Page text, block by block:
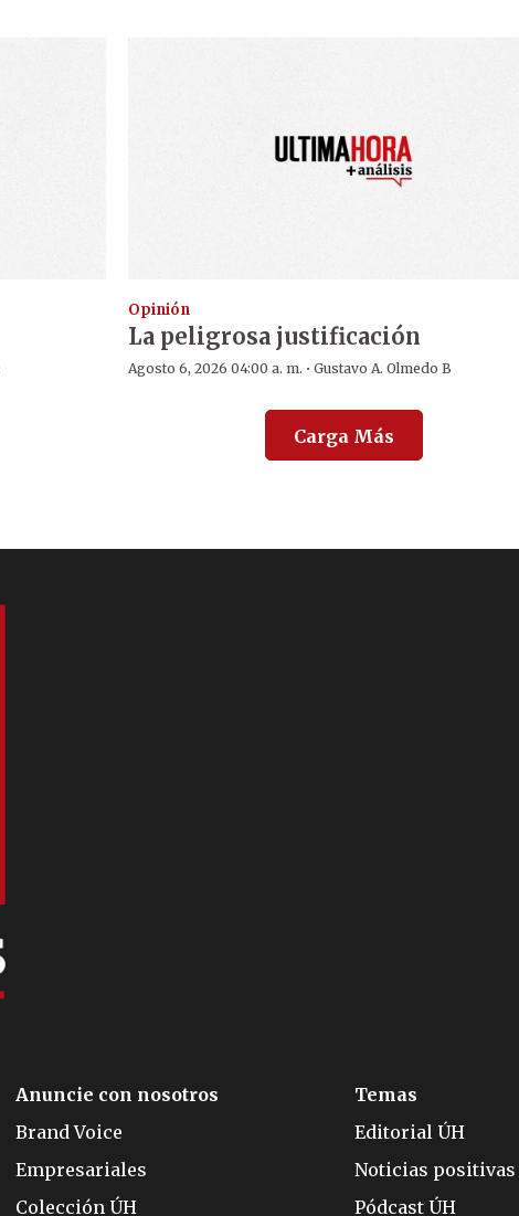
Opinión
La peligrosa justificación
Agosto 6, 2026 04:00 a. m. ·Gustavo A. Olmedo B
Carga Más
Anuncie con nosotros
Brand Voice
Empresariales
Colección ÚH
Temas
Editorial ÚH
Noticias positivas
Pódcast ÚH